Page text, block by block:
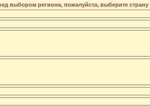
выбором региона, пожалуйста, выберите страну